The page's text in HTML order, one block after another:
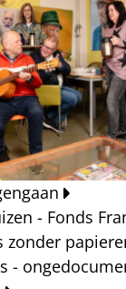
- Fonds
zonder
-